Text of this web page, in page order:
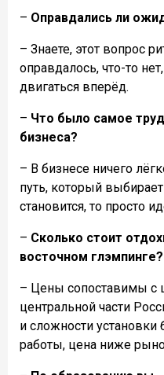
– Оправдались ли
– Знаете, этот вопрос
оправдалось, что-то
двигаться вперёд.
– Что было самое
бизнеса?
– В бизнесе ничего
путь, который
становится, то просто
– Сколько стоит
восточном глэмпинге?
– Цены сопоставимы с
центральной части
и сложности установки
работы, цена ниже